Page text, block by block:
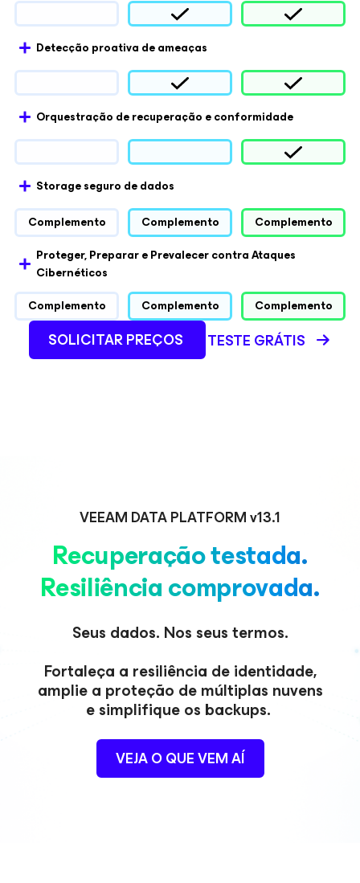
Detecção proativa de ameaças
Orquestração de recuperação e conformidade
Storage seguro de dados
Complemento
Complemento
Complemento
Proteger, Preparar e Prevalecer contra Ataques
Cibernéticos
Complemento
Complemento Complemento
SOLICITAR PREÇOS TESTE GRÁTIS
VEEAM DATA PLATFORM v13.1
Recuperação testada.
Resiliência comprovada.
Seus dados. Nos seus termos.
Fortaleça a resiliência de identidade,
amplie a proteção de múltiplas nuvens
e simplifique os backups.
VEJA O QUE VEM AÍ